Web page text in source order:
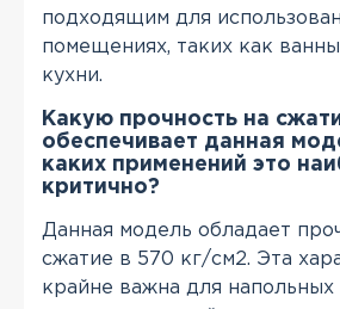
подходящим для
помещениях, таких как
кухни.
Какую прочность на
обеспечивает данная
каких применений это
критично?
Данная модель обладает
сжатие в 570 кг/см2. Эта
крайне важна для